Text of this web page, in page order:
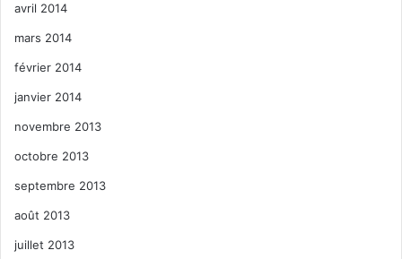
avril 2014
mars 2014
février 2014
janvier 2014
novembre 2013
octobre 2013
septembre 2013
août 2013
juillet 2013